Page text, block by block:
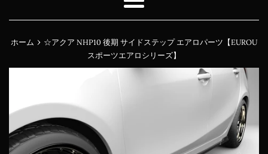
メ
ニ
ー
ホーム › ☆アクア NHP10 後期 サイドステップ エアロパーツ【EUROU
スポーツエアロシリーズ】